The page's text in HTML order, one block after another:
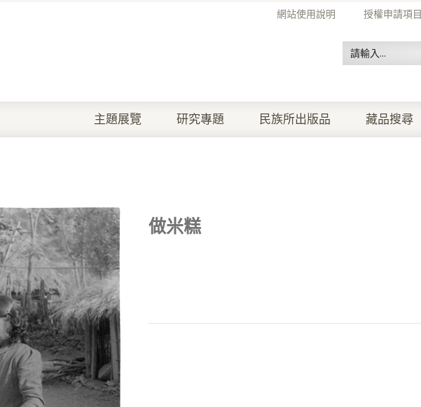
網站使用說明 授權申請項目
主題展覽 研究專題 民族所出版品 藏品搜尋
做米糕